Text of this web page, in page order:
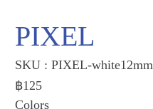
PIXEL
SKU : PIXEL-
฿125
Colors